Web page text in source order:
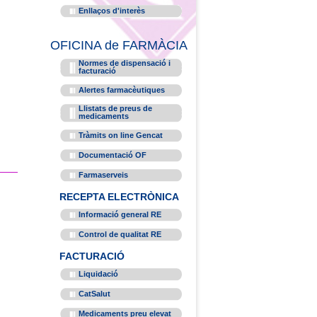
Enllaços d'interès
OFICINA de FARMÀCIA
Normes de dispensació i
facturació
Alertes farmacèutiques
Llistats de preus de
medicaments
Tràmits on line Gencat
Documentació OF
Farmaserveis
RECEPTA ELECTRÒNICA
Informació general RE
Control de qualitat RE
FACTURACIÓ
Liquidació
CatSalut
Medicaments preu elevat